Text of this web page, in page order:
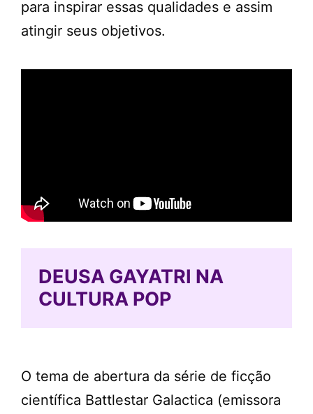
para inspirar essas qualidades e assim
atingir seus objetivos.
DEUSA GAYATRI NA
CULTURA POP
O tema de abertura da série de ficção
científica Battlestar Galactica (emissora